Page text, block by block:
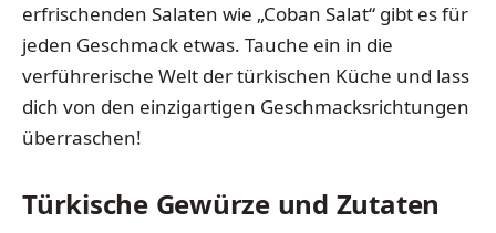
erfrischenden Salaten wie „Coban Salat“ gibt es für
jeden Geschmack etwas. Tauche ein in die
verführerische Welt der türkischen Küche und lass
dich von den einzigartigen Geschmacksrichtungen
überraschen!
Türkische Gewürze und Zutaten